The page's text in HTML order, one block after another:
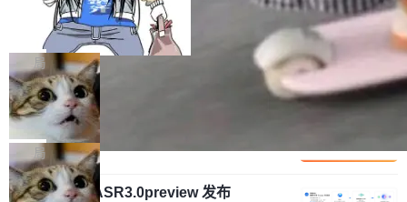
b 安装 支持 Java 8+（8~26）、macOS / Linu
x / Windows / Harmony PC。 # macOS / Linu
x / Harmony PC curl -fsSL https://solon.noea
r.org/solon...
个文件，其规模远超单次模型调用可承载的上下
文窗口。随着项目规模的持续扩张与代码历史的
不断累积，代码仓中的模块关系、接口契约、业
务逻辑等关键信息往往分散于数十乃至数百个文
件之中，形成高度复杂的知识关联网络。传统的
代码检索手段（如关键词匹配、目录遍历）仅能
在语法层面完成文本定位，难以触及代码的语义
内涵与结构关联，导致开发者使用代码智能体在
理解大规模代码仓时面临显著"代码仓理解"瓶
一条“删库”命令跑 17 小时，算法工程
师删光 89TB 数据只为干私活
最高人民检察院8月4日公布了一起案件：北京一
名90后算法工程师王某，为了给自己接的私活腾
服务器空间，删光了公司AI游戏部门的全部核心
数据。 王某2024年1月入职东城区某科技公司AI
短剧部门，有互联网大厂背景。在公司内部架构
调整期间，部门三次通知全员将数据从A集群迁
移到B集群，王某都回复了"收到"。 他没有迁移
数据。2024年9月3日下午4点，他使用此前登录
局
Cloudflare 分享推理优化实践：KV ca
che 量化 + 权重压缩，吞吐量提升 4
1%，成本降 30%
Kimi 和 GLM 是当前最强的大模型系列之一，但
它们有一个共同的问题：太吃显存了。月之暗面
的 Kimi K 系列和智谱的 GLM 都是长上下文、M
oE 架构的大模型，好用到让人上瘾，但 GPU 显
局
腾讯混元 Hy ASR3.0preview 发布